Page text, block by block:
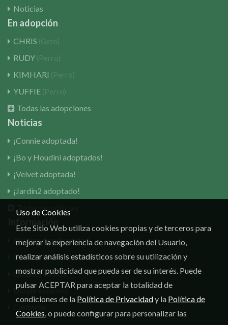
Noticias
En adopción
CHRIS (Gato)
RUDY (Perro)
KIMHARI (Perro)
YUFFIE (Perro)
Todas las adopciones
Noticias
¡Connie adoptada!
¡Bo y Houdini adoptados!
¡Velvet adoptada!
¡Jardín2 adoptado!
Todas las noticias
Política de privacidad
Consentimiento de cookies
Quiénes somos
Dónde estamos
Uso de Cookies
Este Sitio Web utiliza cookies propias y de terceros para
mejorar la experiencia de navegación del Usuario,
realizar análisis estadísticos sobre su utilización y
mostrar publicidad que pueda ser de su interés. Puede
pulsar ACEPTAR para aceptar la totalidad de
condiciones de la Política de Privacidady la Política de
Cookies, o puede configurar para personalizar las